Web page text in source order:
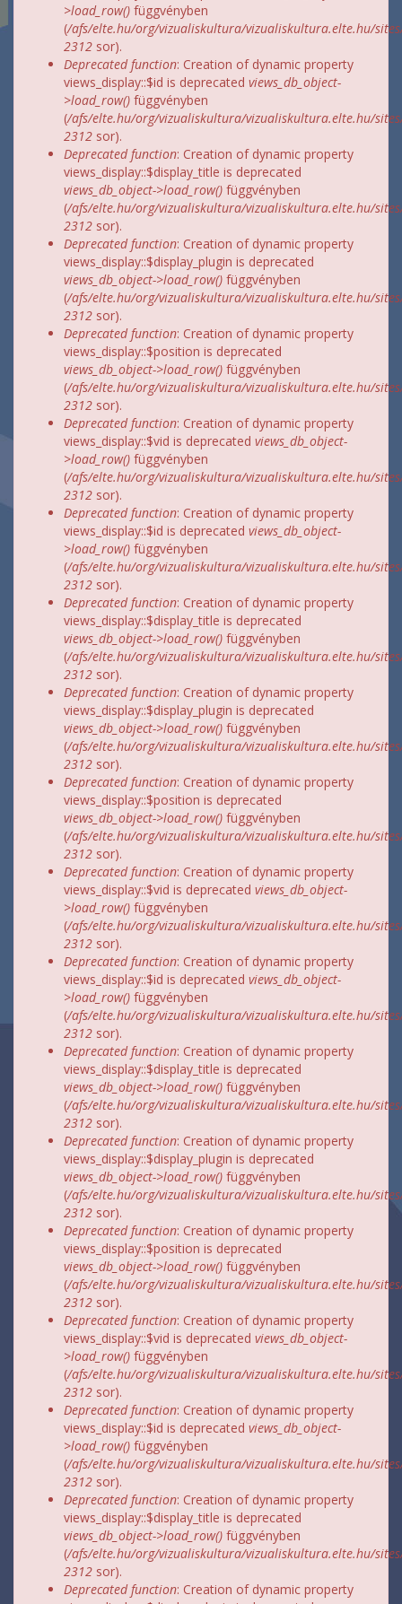
>load_row() függvényben
(/afs/elte.hu/org/vizualiskultura/vizualiskultura.elte.hu/
2312 sor).
Deprecated function: Creation of dynamic property
views_display::$id is deprecated views_db_object-
>load_row() függvényben
(/afs/elte.hu/org/vizualiskultura/vizualiskultura.elte.hu/
2312 sor).
Deprecated function: Creation of dynamic property
views_display::$display_title is deprecated
views_db_object->load_row() függvényben
(/afs/elte.hu/org/vizualiskultura/vizualiskultura.elte.hu/
2312 sor).
Deprecated function: Creation of dynamic property
views_display::$display_plugin is deprecated
views_db_object->load_row() függvényben
(/afs/elte.hu/org/vizualiskultura/vizualiskultura.elte.hu/
2312 sor).
Deprecated function: Creation of dynamic property
views_display::$position is deprecated
views_db_object->load_row() függvényben
(/afs/elte.hu/org/vizualiskultura/vizualiskultura.elte.hu/
2312 sor).
Deprecated function: Creation of dynamic property
views_display::$vid is deprecated views_db_object-
>load_row() függvényben
(/afs/elte.hu/org/vizualiskultura/vizualiskultura.elte.hu/
2312 sor).
Deprecated function: Creation of dynamic property
views_display::$id is deprecated views_db_object-
>load_row() függvényben
(/afs/elte.hu/org/vizualiskultura/vizualiskultura.elte.hu/
2312 sor).
Deprecated function: Creation of dynamic property
views_display::$display_title is deprecated
views_db_object->load_row() függvényben
(/afs/elte.hu/org/vizualiskultura/vizualiskultura.elte.hu/
2312 sor).
Deprecated function: Creation of dynamic property
views_display::$display_plugin is deprecated
views_db_object->load_row() függvényben
(/afs/elte.hu/org/vizualiskultura/vizualiskultura.elte.hu/
2312 sor).
Deprecated function: Creation of dynamic property
views_display::$position is deprecated
views_db_object->load_row() függvényben
(/afs/elte.hu/org/vizualiskultura/vizualiskultura.elte.hu/
2312 sor).
Deprecated function: Creation of dynamic property
views_display::$vid is deprecated views_db_object-
>load_row() függvényben
(/afs/elte.hu/org/vizualiskultura/vizualiskultura.elte.hu/
2312 sor).
Deprecated function: Creation of dynamic property
views_display::$id is deprecated views_db_object-
>load_row() függvényben
(/afs/elte.hu/org/vizualiskultura/vizualiskultura.elte.hu/
2312 sor).
Deprecated function: Creation of dynamic property
views_display::$display_title is deprecated
views_db_object->load_row() függvényben
(/afs/elte.hu/org/vizualiskultura/vizualiskultura.elte.hu/
2312 sor).
Deprecated function: Creation of dynamic property
views_display::$display_plugin is deprecated
views_db_object->load_row() függvényben
(/afs/elte.hu/org/vizualiskultura/vizualiskultura.elte.hu/
2312 sor).
Deprecated function: Creation of dynamic property
views_display::$position is deprecated
views_db_object->load_row() függvényben
(/afs/elte.hu/org/vizualiskultura/vizualiskultura.elte.hu/
2312 sor).
Deprecated function: Creation of dynamic property
views_display::$vid is deprecated views_db_object-
>load_row() függvényben
(/afs/elte.hu/org/vizualiskultura/vizualiskultura.elte.hu/
2312 sor).
Deprecated function: Creation of dynamic property
views_display::$id is deprecated views_db_object-
>load_row() függvényben
(/afs/elte.hu/org/vizualiskultura/vizualiskultura.elte.hu/
2312 sor).
Deprecated function: Creation of dynamic property
views_display::$display_title is deprecated
views_db_object->load_row() függvényben
(/afs/elte.hu/org/vizualiskultura/vizualiskultura.elte.hu/
2312 sor).
Deprecated function: Creation of dynamic property